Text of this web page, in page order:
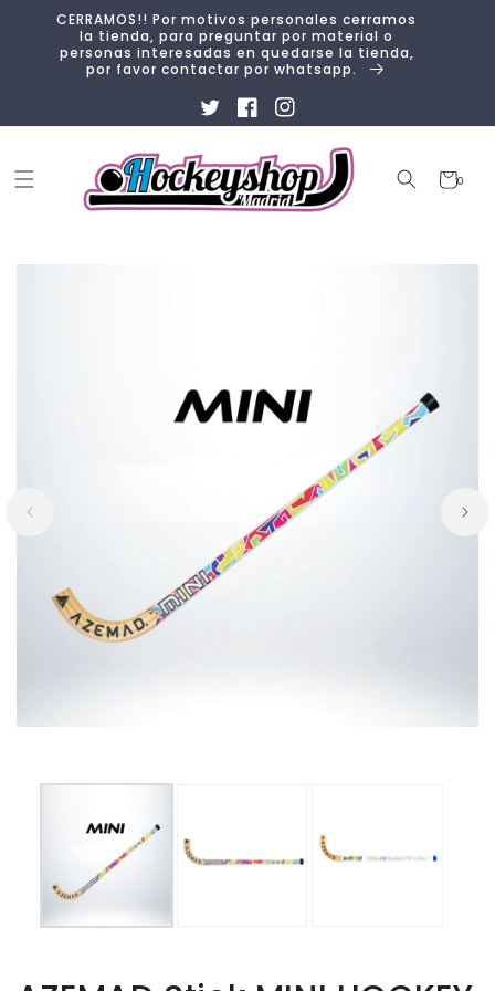
directamente
al contenido
CERRAMOS!! Por motivos personales cerramos
la tienda, para preguntar por material o
personas interesadas en quedarse la tienda,
por favor contactar por whatsapp.
TwitterFacebookInstagram
Carrito
0
0
artículos
directamente